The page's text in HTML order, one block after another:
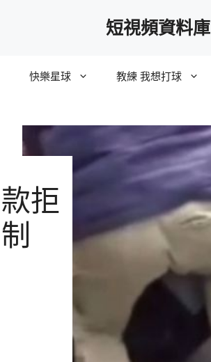
短視頻資料庫
快樂星球 教練 我想打球
拒
制